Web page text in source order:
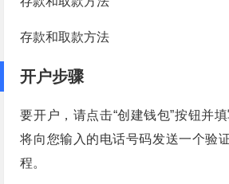
存款和取款方法
开户步骤
要开户，请点击“创建钱包”按钮并
将向您输入的电话号码发送一个验
程。